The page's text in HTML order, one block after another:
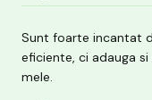
Sunt foarte incantat
eficiente, ci adauga
mele.